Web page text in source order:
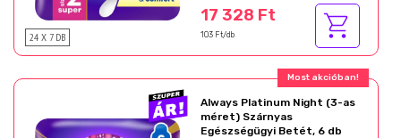
24 X 7 DB
17 328 Ft
103 Ft/db
Most akcióban!
Always Platinum Night (3-as
méret) Szárnyas
Egészségügyi Betét, 6 db